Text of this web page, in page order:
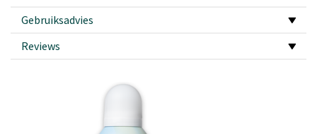
Gebruiksadvies
Reviews